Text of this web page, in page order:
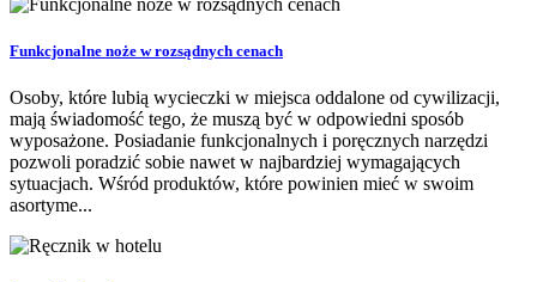
Funkcjonalne noże w rozsądnych cenach
Osoby, które lubią wycieczki w miejsca oddalone od cywilizacji,
mają świadomość tego, że muszą być w odpowiedni sposób
wyposażone. Posiadanie funkcjonalnych i poręcznych narzędzi
pozwoli poradzić sobie nawet w najbardziej wymagających
sytuacjach. Wśród produktów, które powinien mieć w swoim
asortyme...